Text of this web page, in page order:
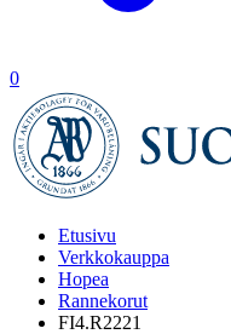
0
Etusivu
Verkkokauppa
Hopea
Rannekorut
FI4.R2221